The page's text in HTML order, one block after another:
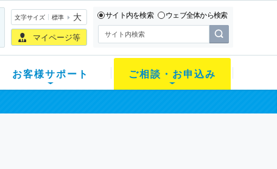
文字サイズ 標準 大
マイページ等
サイト内を検索 ウェブ全体から検索
お客様サポート ご相談・お申込み